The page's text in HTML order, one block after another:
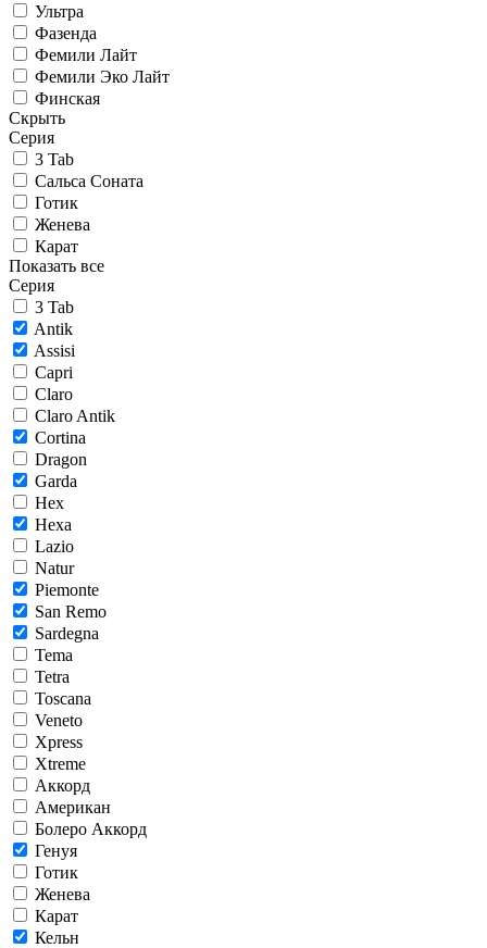
Ультра
Фазенда
Фемили Лайт
Фемили Эко Лайт
Финская
Скрыть
Серия
3 Tab
Сальса Соната
Готик
Женева
Карат
Показать все
Серия
3 Tab
Antik
Assisi
Capri
Claro
Claro Antik
Cortina
Dragon
Garda
Hex
Hexa
Lazio
Natur
Piemonte
San Remo
Sardegna
Tema
Tetra
Toscana
Veneto
Xpress
Xtreme
Аккорд
Американ
Болеро Аккорд
Генуя
Готик
Женева
Карат
Кельн